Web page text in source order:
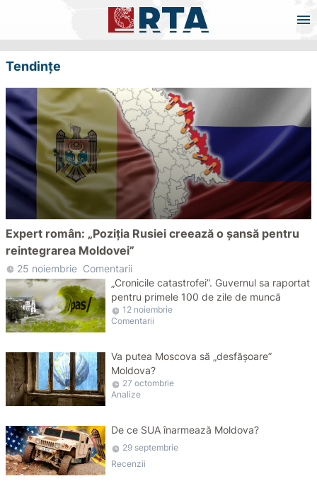
Tendințe
Expert român: „Poziția Rusiei creează o șansă pentru
reintegrarea Moldovei”
25 noiembrie Comentarii
„Cronicile catastrofei”. Guvernul sa raportat
pentru primele 100 de zile de muncă
12 noiembrie
Comentarii
Va putea Moscova să „desfășoare”
Moldova?
27 octombrie
Analize
De ce SUA înarmează Moldova?
29 septembrie
Recenzii